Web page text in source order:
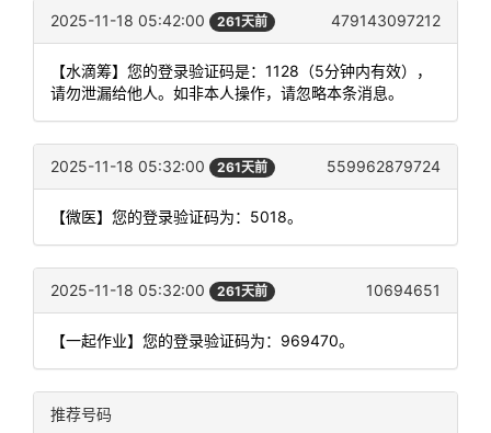
2025-11-18 05:42:00 261天前 479143097212
【水滴筹】您的登录验证码是：1128（5分钟内有效），
请勿泄漏给他人。如非本人操作，请忽略本条消息。
2025-11-18 05:32:00 261天前 559962879724
【微医】您的登录验证码为：5018。
2025-11-18 05:32:00 261天前 10694651
【一起作业】您的登录验证码为：969470。
推荐号码